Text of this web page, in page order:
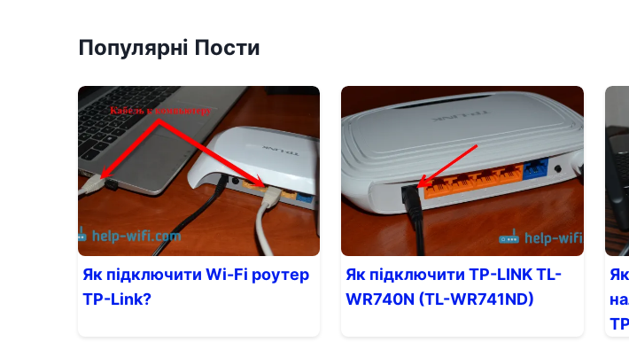
Популярні Пости
Як підключити Wi-Fi роутер
TP-Link?
Як підключити TP-LINK TL-
WR740N (TL-WR741ND)